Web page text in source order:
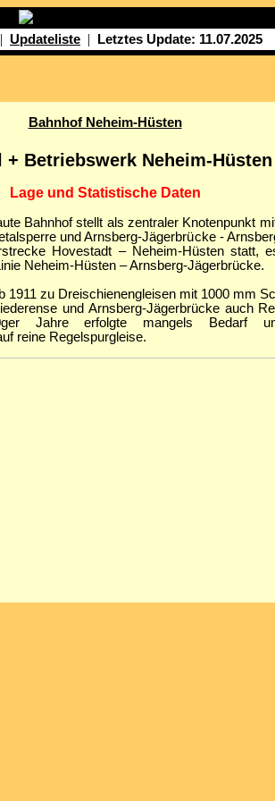
| Updateliste | Letztes Update: 11.07.2025
Bahnhof Neheim-Hüsten
Betriebswerk Neheim-Hüsten
Lage und Statistische Daten
Bahnhof stellt als zentraler Knotenpunkt
und Arnsberg-Jägerbrücke -
Hovestadt – Neheim-Hüsten statt,
Neheim-Hüsten – Arnsberg-Jägerbrücke.
1911 zu Dreischienengleisen mit 1000 mm
und Arnsberg-Jägerbrücke auch
Jahre erfolgte mangels Bedarf
reine Regelspurgleise.